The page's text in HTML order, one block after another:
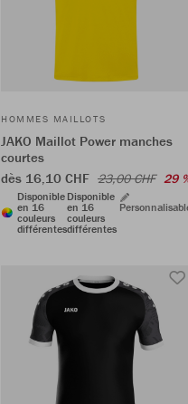
HOMMES MAILLOTS
JAKO Maillot Power manches
courtes
dès 16,10 CHF 23,00 CHF 29
Disponible
en 16
couleurs
différentes
Disponible
en 16
couleurs
différentes